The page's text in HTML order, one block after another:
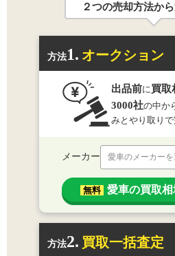
２つの売却方法か
方法1. オークション
出品前に 買取
3000社の中か
みとやり取りで
メーカー 愛車のメーカーを
無料 愛車の買取
方法2. 買取一括査定